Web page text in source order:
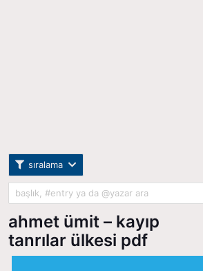
sıralama
ahmet ümit – kayıp
tanrılar ülkesi pdf